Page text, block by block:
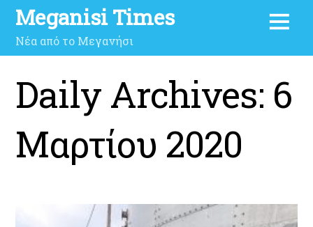
Meganisi Times
Νέα από το Μεγανήσι
Daily Archives: 6
Μαρτίου 2020